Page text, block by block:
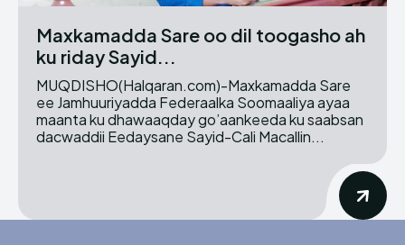
Maxkamadda Sare oo dil toogasho ah
ku riday Sayid...
MUQDISHO(Halqaran.com)-Maxkamadda Sare
ee Jamhuuriyadda Federaalka Soomaaliya ayaa
maanta ku dhawaaqday go’aankeeda ku saabsan
dacwaddii Eedaysane Sayid-Cali Macallin...